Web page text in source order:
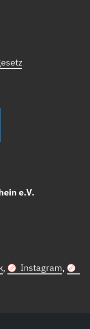
e.V.
, Instagram,